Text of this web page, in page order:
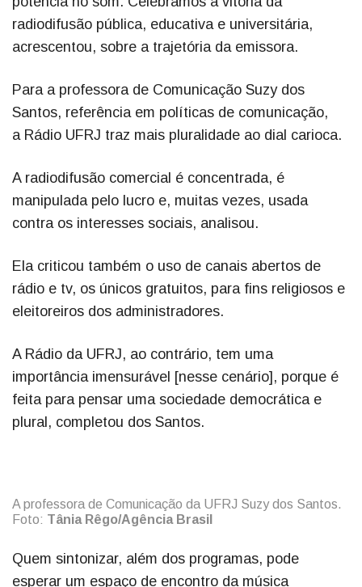
radiodifusão pública, educativa e universitária,
acrescentou, sobre a trajetória da emissora.
Para a professora de Comunicação Suzy dos
Santos, referência em políticas de comunicação,
a Rádio UFRJ traz mais pluralidade ao dial carioca.
A radiodifusão comercial é concentrada, é
manipulada pelo lucro e, muitas vezes, usada
contra os interesses sociais, analisou.
Ela criticou também o uso de canais abertos de
rádio e tv, os únicos gratuitos, para fins religiosos e
eleitoreiros dos administradores.
A Rádio da UFRJ, ao contrário, tem uma
importância imensurável [nesse cenário], porque é
feita para pensar uma sociedade democrática e
plural, completou dos Santos.
A professora de Comunicação da UFRJ Suzy dos Santos.
Foto: Tânia Rêgo/Agência Brasil
Quem sintonizar, além dos programas, pode
esperar um espaço de encontro da música